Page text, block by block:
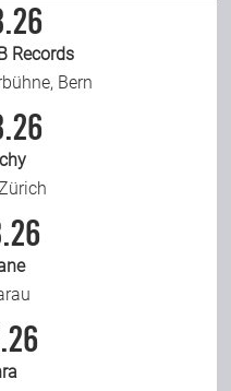
Records
Bern